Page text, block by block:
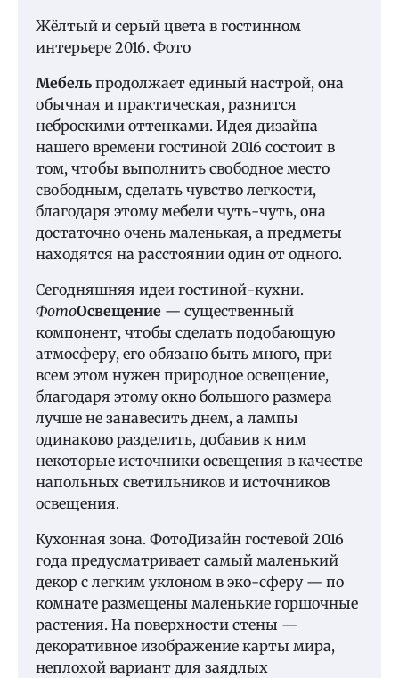
Жёлтый и серый цвета в гостинном
интерьере 2016. Фото
Мебель продолжает единый настрой, она
обычная и практическая, разнится
неброскими оттенками. Идея дизайна
нашего времени гостиной 2016 состоит в
том, чтобы выполнить свободное место
свободным, сделать чувство легкости,
благодаря этому мебели чуть-чуть, она
достаточно очень маленькая, а предметы
находятся на расстоянии один от одного.
Сегодняшняя идеи гостиной-кухни.
ФотоОсвещение — существенный
компонент, чтобы сделать подобающую
атмосферу, его обязано быть много, при
всем этом нужен природное освещение,
благодаря этому окно большого размера
лучше не занавесить днем, а лампы
одинаково разделить, добавив к ним
некоторые источники освещения в качестве
напольных светильников и источников
освещения.
Кухонная зона. ФотоДизайн гостевой 2016
года предусматривает самый маленький
декор с легким уклоном в эко-сферу — по
комнате размещены маленькие горшочные
растения. На поверхности стены —
декоративное изображение карты мира,
неплохой вариант для заядлых